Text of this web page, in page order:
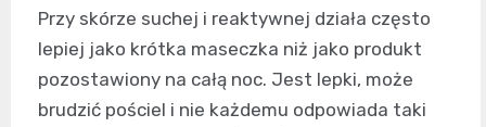
Przy skórze suchej i reaktywnej działa często
lepiej jako krótka maseczka niż jako produkt
pozostawiony na całą noc. Jest lepki, może
brudzić pościel i nie każdemu odpowiada taki